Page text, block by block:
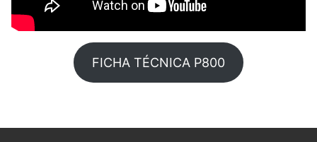
FICHA TÉCNICA P800